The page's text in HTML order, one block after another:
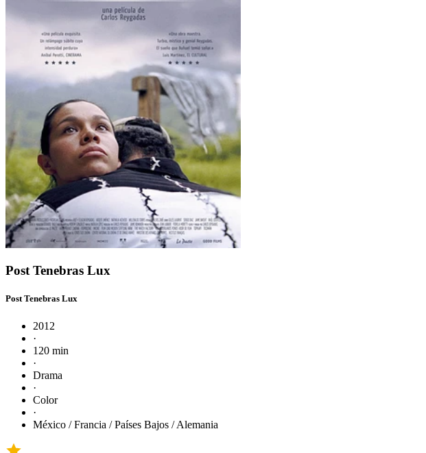
Post Tenebras Lux
Post Tenebras Lux
2012
·
120 min
·
Drama
·
Color
·
México / Francia / Países Bajos / Alemania